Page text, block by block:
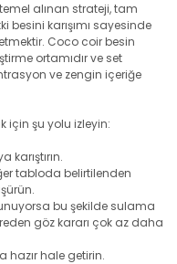
alınan strateji, tam
karışımı sayesinde
Coco coir besin
ortamıdır ve set
ve zengin içeriğe
için şu yolu izleyin:
tabloda belirtilenden
bu şekilde sulama
göz kararı çok az daha
hazır hale getirin.